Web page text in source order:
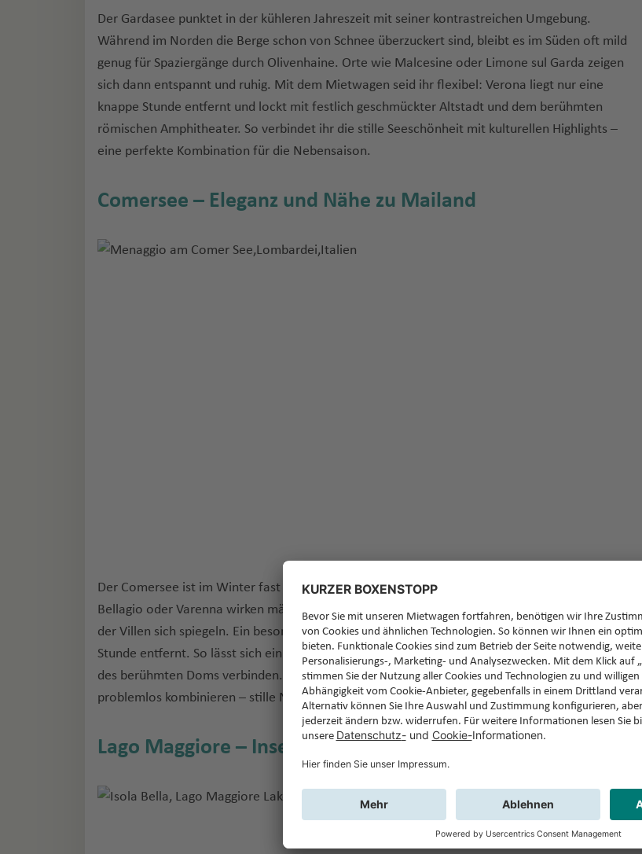
Der Gardasee punktet in der kühleren Jahreszeit mit seiner kontrastreichen Umgebung.
Während im Norden die Berge schon von Schnee überzuckert sind, bleibt es im Süden oft mild
genug für Spaziergänge durch Olivenhaine. Orte wie Malcesine oder Limone sul Garda zeigen
sich dann entspannt und ruhig. Mit dem Mietwagen seid ihr flexibel: Verona liegt nur eine
knappe Stunde entfernt und lockt mit festlich geschmückter Altstadt und dem berühmten
römischen Amphitheater. So verbindet ihr die stille Seeschönheit mit kulturellen Highlights –
eine perfekte Kombination für die Nebensaison.
Comersee – Eleganz und Nähe zu Mailand
Der Comersee ist im Winter fast noch eindrucksvoller als im Sommer. Seine Uferorte wie
Bellagio oder Varenna wirken märchenhaft, wenn Nebel über dem Wasser liegt und die Lichter
der Villen sich spiegeln. Ein besonderes Plus: Die Modemetropole Mailand liegt nur etwa eine
Stunde entfernt. So lässt sich ein Ausflug an den See mit einem Stadtbummel oder dem Besuch
des berühmten Doms verbinden. Wer mit dem Auto unterwegs ist, kann beide Welten
problemlos kombinieren – stille Natur am See und pulsierendes Stadtleben in Reichweite.
Lago Maggiore – Inseln und winterliche Romantik